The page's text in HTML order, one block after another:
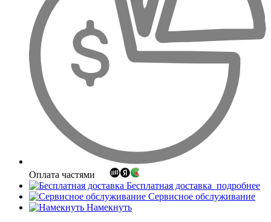
Оплата частями
Бесплатная доставка подробнее
Сервисное обслуживание
Намекнуть